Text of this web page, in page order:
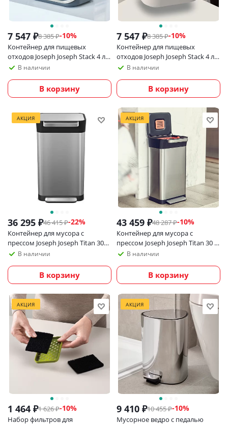
7 547 ₽8 385₽-10%
Контейнер для пищевых
отходов Joseph Joseph Stack 4 л,
графит
В наличии
В корзину
7 547 ₽8 385₽-10%
Контейнер для пищевых
отходов Joseph Joseph Stack 4 л,
светло-серый
В наличии
В корзину
АКЦИЯ
36 295 ₽46 415₽-22%
Контейнер для мусора с
прессом Joseph Joseph Titan 30
литров, нержавеющая
В наличии
В корзину
АКЦИЯ
43 459 ₽48 287₽-10%
Контейнер для мусора с
прессом Joseph Joseph Titan 30 л
из нержавеющей стали
В наличии
В корзину
АКЦИЯ
1 464 ₽1 626₽-10%
Набор фильтров для
АКЦИЯ
9 410 ₽10 455₽-10%
Мусорное ведро с педалью